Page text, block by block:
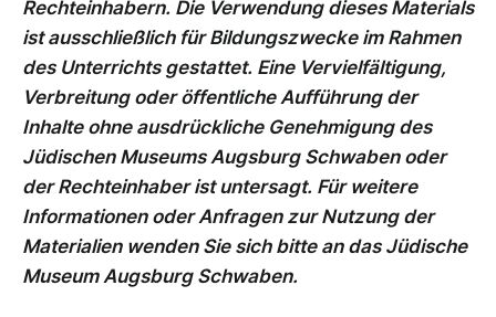
Rechteinhabern. Die Verwendung dieses Materials
ist ausschließlich für Bildungszwecke im Rahmen
des Unterrichts gestattet. Eine Vervielfältigung,
Verbreitung oder öffentliche Aufführung der
Inhalte ohne ausdrückliche Genehmigung des
Jüdischen Museums Augsburg Schwaben oder
der Rechteinhaber ist untersagt. Für weitere
Informationen oder Anfragen zur Nutzung der
Materialien wenden Sie sich bitte an das Jüdische
Museum Augsburg Schwaben.